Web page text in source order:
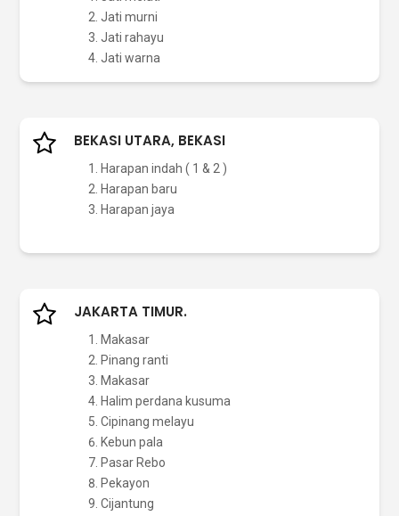
Jati murni
Jati rahayu
Jati warna
BEKASI UTARA, BEKASI
Harapan indah ( 1 & 2 )
Harapan baru
Harapan jaya
JAKARTA TIMUR.
Makasar
Pinang ranti
Makasar
Halim perdana kusuma
Cipinang melayu
Kebun pala
Pasar Rebo
Pekayon
Cijantung